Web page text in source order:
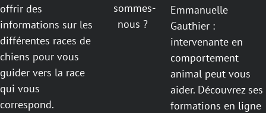
offrir des
informations sur les
différentes races de
chiens pour vous
guider vers la race
qui vous
correspond.
sommes-
nous ?
Emmanuelle
Gauthier :
intervenante en
comportement
animal peut vous
aider. Découvrez ses
formations en ligne